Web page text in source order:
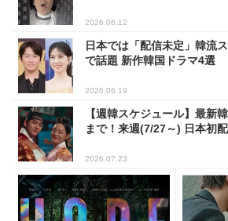
2026.06.12
日本では「配信未定」韓流
で話題 新作韓国ドラマ4選
2026.06.19
【週韓スケジュール】最新
まで！来週(7/27～) 日本初
2026.07.23